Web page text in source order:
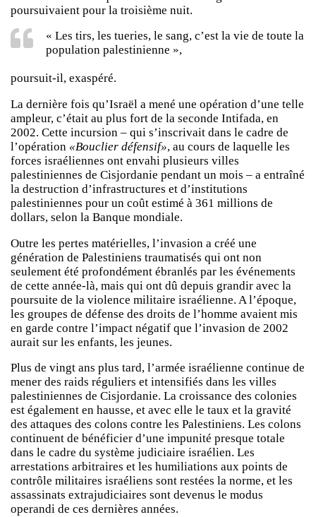
poursuivaient pour la troisième nuit.
« Les tirs, les tueries, le sang, c’est la vie de toute la
population palestinienne »,
poursuit-il, exaspéré.
La dernière fois qu’Israël a mené une opération d’une telle
ampleur, c’était au plus fort de la seconde Intifada, en
2002. Cette incursion – qui s’inscrivait dans le cadre de
l’opération «Bouclier défensif», au cours de laquelle les
forces israéliennes ont envahi plusieurs villes
palestiniennes de Cisjordanie pendant un mois – a entraîné
la destruction d’infrastructures et d’institutions
palestiniennes pour un coût estimé à 361 millions de
dollars, selon la Banque mondiale.
Outre les pertes matérielles, l’invasion a créé une
génération de Palestiniens traumatisés qui ont non
seulement été profondément ébranlés par les événements
de cette année-là, mais qui ont dû depuis grandir avec la
poursuite de la violence militaire israélienne. A l’époque,
les groupes de défense des droits de l’homme avaient mis
en garde contre l’impact négatif que l’invasion de 2002
aurait sur les enfants, les jeunes.
Plus de vingt ans plus tard, l’armée israélienne continue de
mener des raids réguliers et intensifiés dans les villes
palestiniennes de Cisjordanie. La croissance des colonies
est également en hausse, et avec elle le taux et la gravité
des attaques des colons contre les Palestiniens. Les colons
continuent de bénéficier d’une impunité presque totale
dans le cadre du système judiciaire israélien. Les
arrestations arbitraires et les humiliations aux points de
contrôle militaires israéliens sont restées la norme, et les
assassinats extrajudiciaires sont devenus le modus
operandi de ces dernières années.